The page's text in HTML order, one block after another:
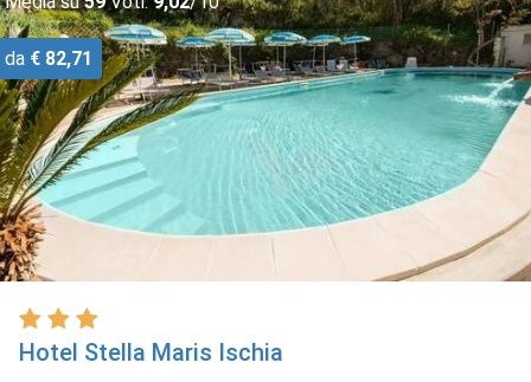
da € 82,71
Hotel Stella Maris Ischia